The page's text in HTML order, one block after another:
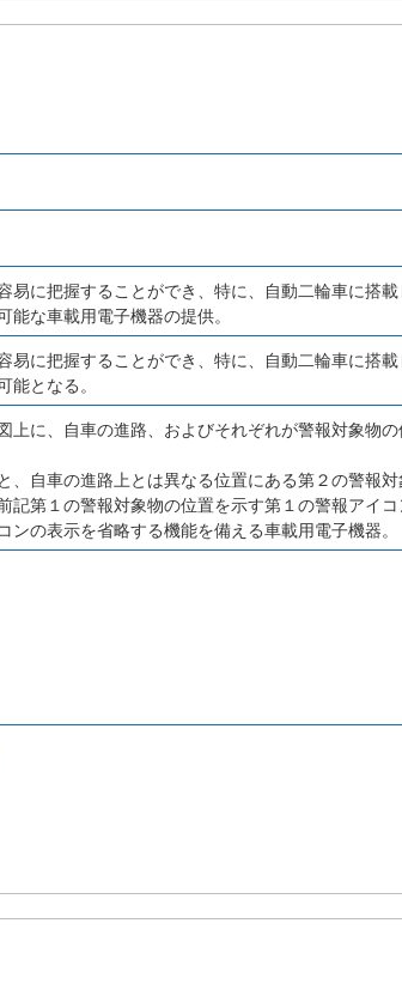
易に把握することができ、特に、自動二輪車に搭
能な車載用電子機器の提供。
易に把握することができ、特に、自動二輪車に搭
能となる。
上に、自車の進路、およびそれぞれが警報対象物
、自車の進路上とは異なる位置にある第２の警報
記第１の警報対象物の位置を示す第１の警報アイ
ンの表示を省略する機能を備える車載用電子機器。